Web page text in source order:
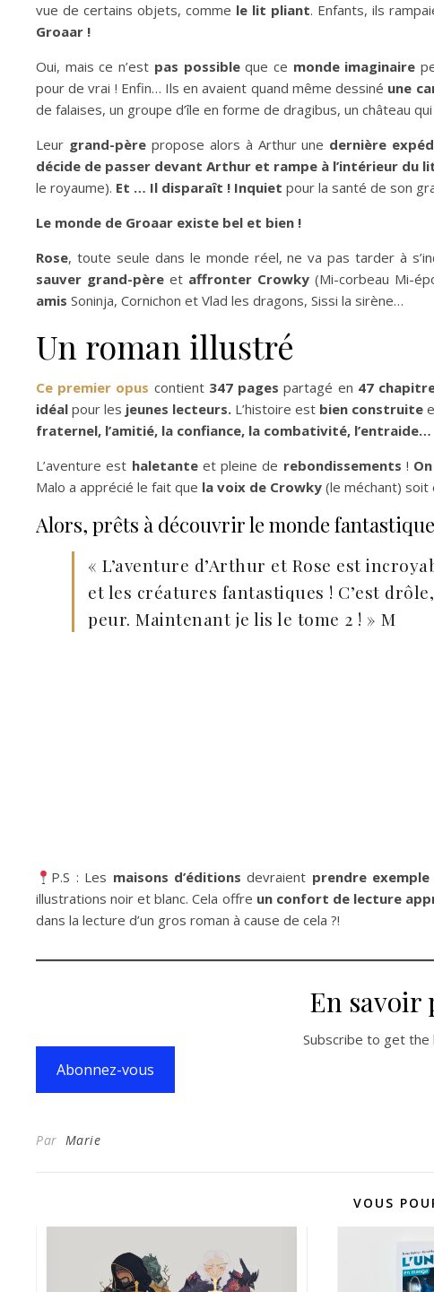
vue de certains objets, comme le lit pliant. Enfants, ils
Groaar !
Oui, mais ce n’est pas possibleque ce monde imaginaire
pour de vrai ! Enfin… Ils en avaient quand même dessiné une
de falaises, un groupe d’île en forme de dragibus, un château
Leur grand-pèrepropose alors à Arthur une dernière
décide de passer devant Arthur et rampe à l’intérieur du
le royaume). Et … Il disparaît ! Inquiet pour la santé de son
Le monde de Groaar existe bel et bien !
Rose, toute seule dans le monde réel, ne va pas tarder à
sauver grand-pèreet affronter Crowky(Mi-corbeau Mi-
amis Soninja, Cornichon et Vlad les dragons, Sissi la sirène…
Un roman illustré
Ce premier opus contient 347 pagespartagé en 47
idéal pour les jeunes lecteurs. L’histoire est bien construite
fraternel, l’amitié, la confiance, la combativité, l’entraide…
L’aventure est haletanteet pleine de rebondissements !
Malo a apprécié le fait que la voix de Crowky (le méchant) soit
Alors, prêts à découvrir le monde
« L’aventure d’Arthur et Rose est
et les créatures fantastiques ! C’est
peur. Maintenant je lis le tome 2 ! » M
P.S : Les maisons d’éditions devraient prendre
illustrations noir et blanc. Cela offre un confort de lecture
dans la lecture d’un gros roman à cause de cela ?!
En savoir
Subscribe to get
Abonnez-vous
Par Marie
VOUS